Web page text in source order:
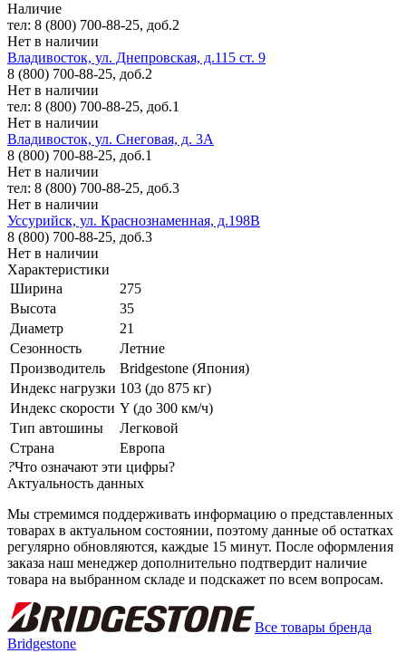
Наличие
тел: 8 (800) 700-88-25, доб.2
Нет в наличии
Владивосток, ул. Днепровская, д.115 ст. 9
8 (800) 700-88-25, доб.2
Нет в наличии
тел: 8 (800) 700-88-25, доб.1
Нет в наличии
Владивосток, ул. Снеговая, д. 3А
8 (800) 700-88-25, доб.1
Нет в наличии
тел: 8 (800) 700-88-25, доб.3
Нет в наличии
Уссурийск, ул. Краснознаменная, д.198В
8 (800) 700-88-25, доб.3
Нет в наличии
Характеристики
Ширина
275
Высота
35
Диаметр
21
Сезонность
Летние
Производитель
Bridgestone (Япония)
Индекс нагрузки 103 (до 875 кг)
Индекс скорости Y (до 300 км/ч)
Тип автошины
Легковой
Страна
Европа
?Что означают эти цифры?
Актуальность данных
Мы стремимся поддерживать информацию о представленных
товарах в актуальном состоянии, поэтому данные об остатках
регулярно обновляются, каждые 15 минут. После оформления
заказа наш менеджер дополнительно подтвердит наличие
товара на выбранном складе и подскажет по всем вопросам.
Все товары бренда
Bridgestone